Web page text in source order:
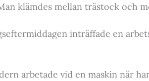
klämdes mellan trästock och
inträffade en
arbetade vid en maskin när